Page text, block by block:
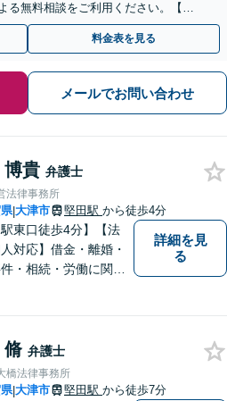
る無料相談をご利用ください。【不
料金表を見る
メールでお問い合わせ
博貴 弁護士
法律事務所
|大津市 堅田駅 から徒歩4分
駅東口徒歩4分】【法
対応】借金・離婚・
・相続・労働に関す
聞かせください。
車場あり】
詳細を見
る
脩 弁護士
橋法律事務所
|大津市 堅田駅 から徒歩7分